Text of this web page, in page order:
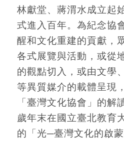
林獻堂、蔣渭水成立起
式進入百年。為紀念協
醒和文化重建的貢獻，
各式展覽與活動，或從
的觀點切入，或由文學
等異質媒介的載體呈現
「臺灣文化協會」的解
歲年末在國立臺北教育
的「光─臺灣文化的啟